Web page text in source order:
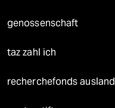
genossenschaft
taz zahl ich
recherchefonds ausland